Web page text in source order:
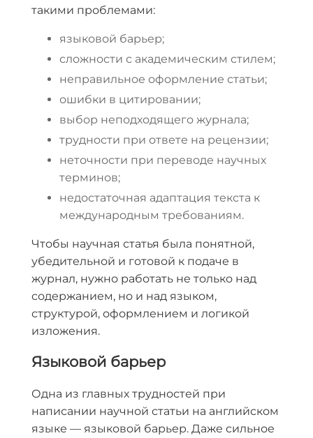
такими проблемами:
языковой барьер;
сложности с академическим стилем;
неправильное оформление статьи;
ошибки в цитировании;
выбор неподходящего журнала;
трудности при ответе на рецензии;
неточности при переводе научных
терминов;
недостаточная адаптация текста к
международным требованиям.
Чтобы научная статья была понятной,
убедительной и готовой к подаче в
журнал, нужно работать не только над
содержанием, но и над языком,
структурой, оформлением и логикой
изложения.
Языковой барьер
Одна из главных трудностей при
написании научной статьи на английском
языке — языковой барьер. Даже сильное